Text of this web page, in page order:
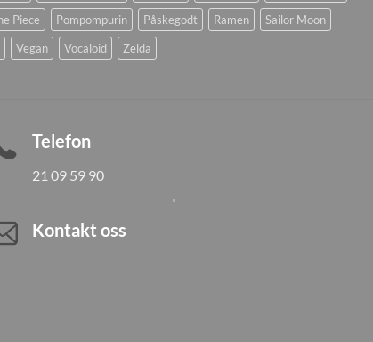
Piece Pompompurin Påskegodt Ramen
Sailor Moon
Vegan Vocaloid Zelda
Telefon
21 09 59 90
Kontakt oss